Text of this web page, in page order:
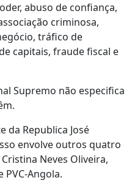
abuso de confiança,
criminosa,
tráfico de
capitais, fraude fiscal e
Supremo não especifica
da Republica José
envolve outros quatro
Neves Oliveira,
PVC-Angola.